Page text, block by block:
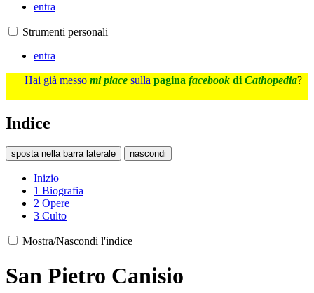
entra
Strumenti personali
entra
Hai già messo mi piace sulla pagina facebook di Cathopedia?
Indice
sposta nella barra laterale nascondi
Inizio
1 Biografia
2 Opere
3 Culto
Mostra/Nascondi l'indice
San Pietro Canisio